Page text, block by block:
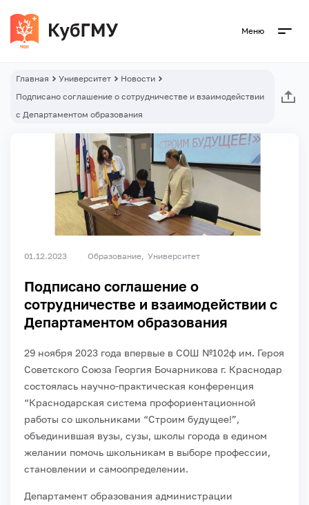
Меню
Главная Университет
Новости
Подписано соглашение о сотрудничестве и взаимодействии
с Департаментом образования
01.12.2023 Образование Университет
Подписано соглашение о
сотрудничестве и взаимодействии с
Департаментом образования
29 ноября 2023 года впервые в СОШ №102ф им. Героя
Советского Союза Георгия Бочарникова г. Краснодар
состоялась научно-практическая конференция
“Краснодарская система профориентационной
работы со школьниками “Строим будущее!”,
объединившая вузы, сузы, школы города в едином
желании помочь школьникам в выборе профессии,
становлении и самоопределении.
Департамент образования администрации